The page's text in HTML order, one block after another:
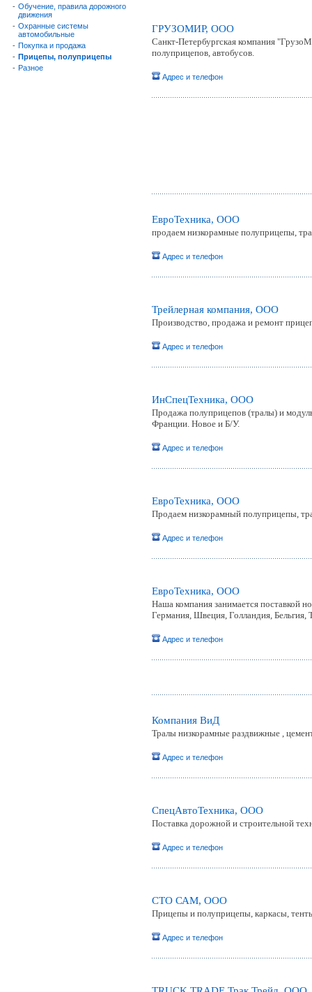
- Обучение, правила дорожного
движения
- Охранные системы
автомобильные
- Покупка и продажа
- Прицепы, полуприцепы
- Разное
ГРУЗОМИР, ООО
Санкт-Петербургская компания
полуприцепов, автобусов.
Адрес и телефон
ЕвроТехника, ООО
продаем низкорамные полуприцепы,
Адрес и телефон
Трейлерная компания, OOO
Производство, продажа и ремонт
Адрес и телефон
ИнСпецТехника, ООО
Продажа полуприцепов (тралы) и
Франции. Новое и Б/У.
Адрес и телефон
ЕвроТехника, ООО
Продаем низкорамный полуприцепы,
Адрес и телефон
ЕвроТехника, ООО
Наша компания занимается поставкой
Германия, Швеция, Голландия,
Адрес и телефон
Компания ВиД
Тралы низкорамные раздвижные ,
Адрес и телефон
СпецАвтоТехника, ООО
Поставка дорожной и строительной
Адрес и телефон
СТО САМ, ООО
Прицепы и полуприцепы, каркасы,
Адрес и телефон